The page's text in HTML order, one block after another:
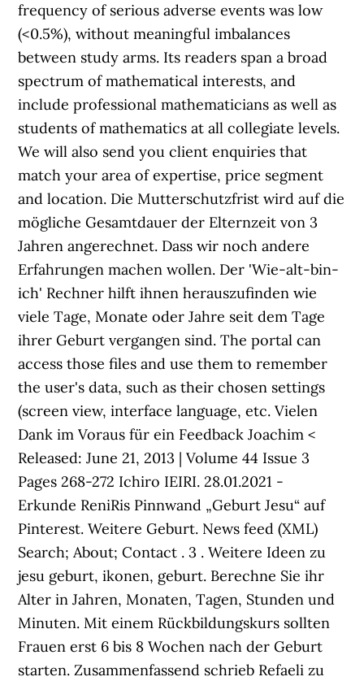
frequency of serious adverse events was low
(<0.5%), without meaningful imbalances
between study arms. Its readers span a broad
spectrum of mathematical interests, and
include professional mathematicians as well as
students of mathematics at all collegiate levels.
We will also send you client enquiries that
match your area of expertise, price segment
and location. Die Mutterschutzfrist wird auf die
mögliche Gesamtdauer der Elternzeit von 3
Jahren angerechnet. Dass wir noch andere
Erfahrungen machen wollen. Der 'Wie-alt-bin-
ich' Rechner hilft ihnen herauszufinden wie
viele Tage, Monate oder Jahre seit dem Tage
ihrer Geburt vergangen sind. The portal can
access those files and use them to remember
the user's data, such as their chosen settings
(screen view, interface language, etc. Vielen
Dank im Voraus für ein Feedback Joachim <
Released: June 21, 2013 | Volume 44 Issue 3
Pages 268-272 Ichiro IEIRI. 28.01.2021 -
Erkunde ReniRis Pinnwand „Geburt Jesu“ auf
Pinterest. Weitere Geburt. News feed (XML)
Search; About; Contact . 3 . Weitere Ideen zu
jesu geburt, ikonen, geburt. Berechne Sie ihr
Alter in Jahren, Monaten, Tagen, Stunden und
Minuten. Mit einem Rückbildungskurs sollten
Frauen erst 6 bis 8 Wochen nach der Geburt
starten. Zusammenfassend schrieb Refaeli zu